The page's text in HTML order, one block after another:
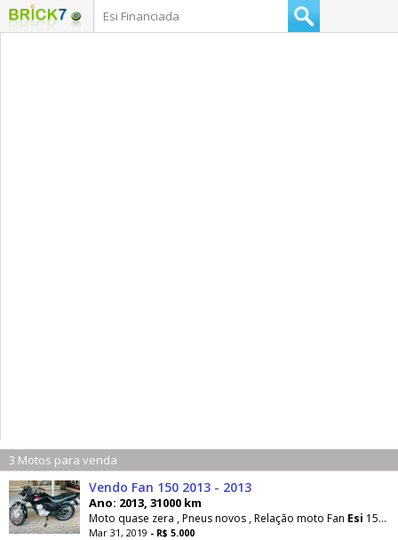
3 Motos para venda
Vendo Fan 150 2013 - 2013
Ano: 2013, 31000 km
Moto quase zera , Pneus novos , Relação moto Fan Esi 150 2013 50 % entrada saldo
Mar 31, 2019 - R$ 5.000